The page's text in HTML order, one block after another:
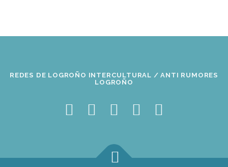
REDES DE LOGROÑO INTERCULTURAL / ANTI RUMORES
LOGROÑO